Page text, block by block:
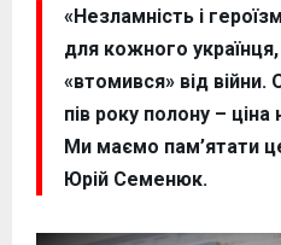
«Незламність і
для кожного
«втомився» від війни.
пів року полону –
Ми маємо пам’ятати
Юрій Семенюк.